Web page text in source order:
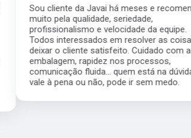
há meses e recomendo
seriedade,
velocidade da equipe.
em resolver as coisas e
Cuidado com a
nos processos,
quem está na dúvida se
pode ir sem medo.
com